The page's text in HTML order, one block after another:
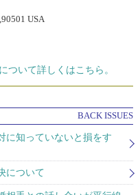
USA
ついて詳しくはこちら。
BACK ISSUES
知っていないと損をす
について